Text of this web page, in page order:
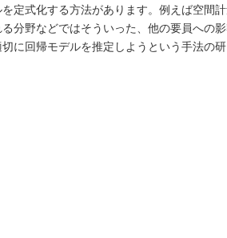
を定式化する方法があります。例えば空間
分野などではそういった、他の要員への
に回帰モデルを推定しようという手法の